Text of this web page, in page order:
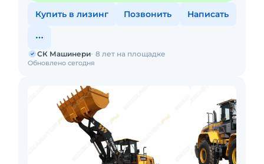
Купить в лизинг Позвонить Написать
Обновлено сегодня
СК Машинери 8 лет на площадке